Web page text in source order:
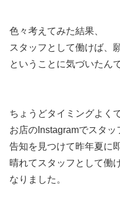
色々考えてみた結果、
スタッフとして働けば、
ということに気づいたん
ちょうどタイミングよく
お店のInstagramでスタッ
告知を見つけて昨年夏に
晴れてスタッフとして働
なりました。